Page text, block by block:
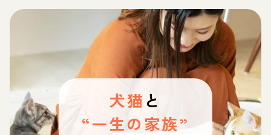
犬猫 と
“一生の家族”